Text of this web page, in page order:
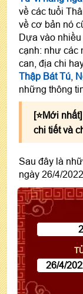
về các tuổi
về cơ bản nó
Dựa vào
cạnh: như các
can, địa chi
Thập Bát Tú
những thông
[⭐️Mới nhất]
chi tiết và
Sau đây là
ngày 26/4/